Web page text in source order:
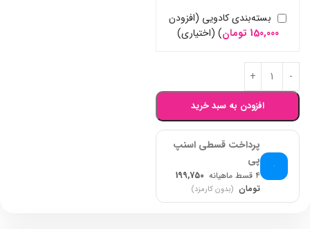
بسته‌بندی کادویی (افزودن
150,000 تومان) (اختیاری)
افزودن به سبد خرید
پرداخت قسطی اسنپ
پی
۴ قسط ماهیانه
199,750
تومان (بدون کارمزد)